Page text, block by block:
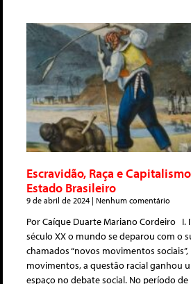
Escravidão, Raça e
Estado Brasileiro
9 de abril de 2024 Nenhum comentário
Por Caíque Duarte Mariano Cordeiro
século XX o mundo se deparou com o
chamados “novos movimentos
movimentos, a questão racial ganhou
espaço no debate social. No período de